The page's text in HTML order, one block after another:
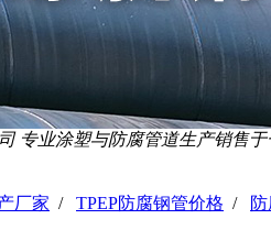
专业涂塑与防腐管道生产销售
厂家 / TPEP防腐钢管价格 /